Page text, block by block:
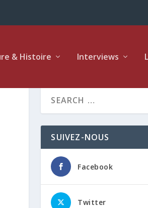
& Histoire Interviews
SUIVEZ-NOUS
Facebook
Twitter